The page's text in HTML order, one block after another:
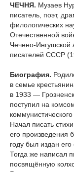
ЧЕЧНЯ. Музаев
писатель, поэт,
филологических
Отечественной
Чечено-
писателей СССР
Биография.
в семье
в 1933 —
поступил на
Начал писать
его произведения
году был издан
Тогда же написал
посвящённую